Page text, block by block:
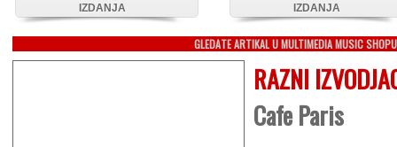
IZDANJA
IZDANJA
GLEDATE ARTIKAL U MULTIMEDIA MUSIC SHOPU
RAZNI
Cafe Paris